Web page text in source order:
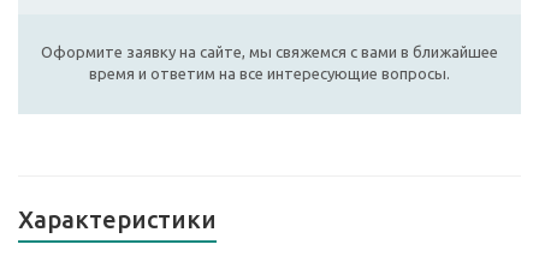
Оформите заявку на сайте, мы свяжемся с вами в ближайшее
время и ответим на все интересующие вопросы.
Характеристики